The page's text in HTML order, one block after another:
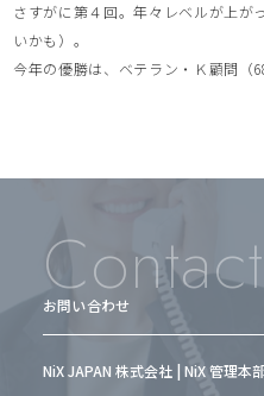
さすがに第４回。年々レベルが上が
いかも）。
今年の優勝は、ベテラン・Ｋ顧問（
Contact
お問い合わせ
NiX JAPAN 株式会社 | NiX 管理本